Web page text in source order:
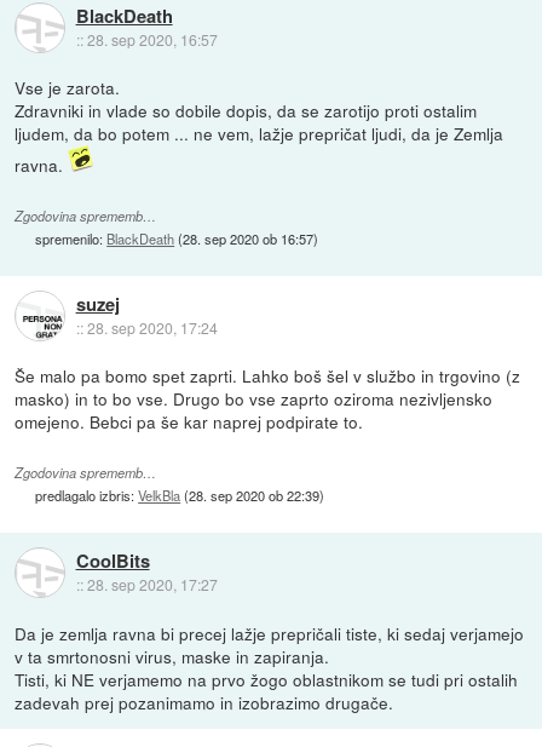
BlackDeath
::28. sep 2020, 16:57
Vse je zarota.
Zdravniki in vlade so dobile dopis, da se zarotijo proti ostalim
ljudem, da bo potem ... ne vem, lažje prepričat ljudi, da je Zemlja
ravna.
Zgodovina sprememb…
spremenilo: BlackDeath(28. sep 2020 ob 16:57)
suzej
::28. sep 2020, 17:24
Še malo pa bomo spet zaprti. Lahko boš šel v službo in trgovino (z
masko) in to bo vse. Drugo bo vse zaprto oziroma nezivljensko
omejeno. Bebci pa še kar naprej podpirate to.
Zgodovina sprememb…
predlagalo izbris:VelkBla(28. sep 2020 ob 22:39)
CoolBits
::28. sep 2020, 17:27
Da je zemlja ravna bi precej lažje prepričali tiste, ki sedaj verjamejo
v ta smrtonosni virus, maske in zapiranja.
Tisti, ki NE verjamemo na prvo žogo oblastnikom se tudi pri ostalih
zadevah prej pozanimamo in izobrazimo drugače.